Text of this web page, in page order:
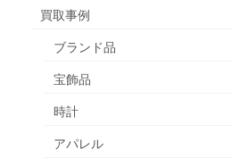
買取事例
ブランド品
宝飾品
時計
アパレル